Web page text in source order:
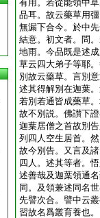
有用。若從能領中
品耳。故云藥草用
無漏下合今。於中
結意。初文者。問
地雨。今品既是述
草云四大弟子等耶
別故云藥草。言別
述其得解別在迦葉
若別若通皆成藥草
故不別説。佛讃下
迦葉居僧之首故別
列四人空生居首。
故今別告。又言及
四人。述其等者。
述善哉及迦葉領通
同。及領兼述同名
先譬次合。譬中云
習故名爲叢育養也